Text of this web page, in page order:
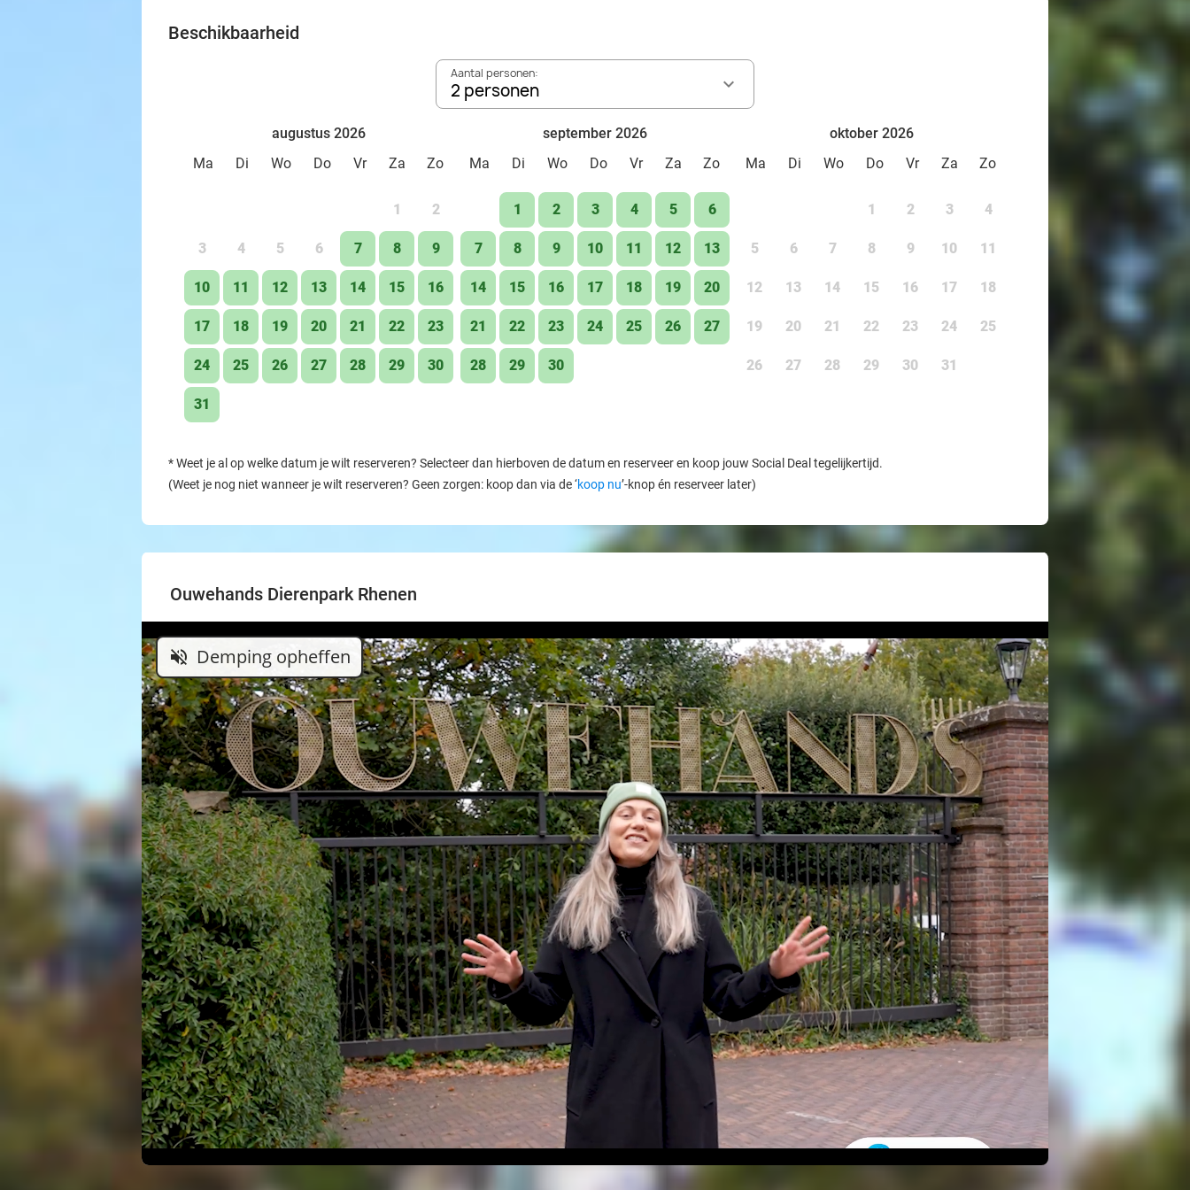
leefgebied, de bedreiging van wilde soortgenoten en wat jij kunt doen om hen te
beschermen.
Beschikbaarheid
Aantal personen:
2 personen
augustus 2026
Ma
Di Wo Do Vr Za Zo
1 2
3 4 5 6 7 8 9
10 11 12 13 14 15 16
17 18 19 20 21 22 23
24 25 26 27 28 29 30
31
september 2026
Ma
Di Wo Do Vr Za Zo
1 2 3 4 5 6
7 8 9 10 11 12 13
14 15 16 17 18 19 20
21 22 23 24 25 26 27
28 29 30
oktober 2026
Ma
Di Wo Do Vr Za Zo
1 2 3 4
5 6 7 8 9 10 11
12 13 14 15 16 17 18
19 20 21 22 23 24 25
26 27 28 29 30 31
*Weet je al op welke datum je wilt reserveren? Selecteer dan hierboven de datum en reserveer en koop jouw Social Deal tegelijkertijd.
(Weet je nog niet wanneer je wilt reserveren? Geen zorgen: koop dan via de ‘koop nu’-knop én reserveer later)
Ouwehands Dierenpark Rhenen
volume_off Demping opheffen